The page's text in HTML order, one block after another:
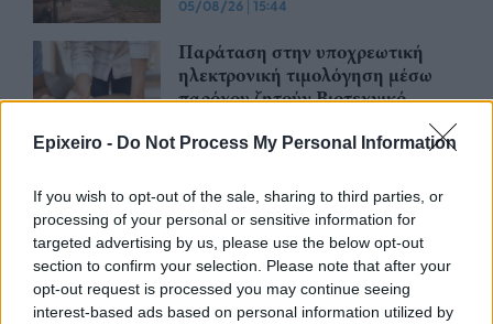
Epixeiro - Do Not Process My Personal Information
If you wish to opt-out of the sale, sharing to third parties, or
processing of your personal or sensitive information for
targeted advertising by us, please use the below opt-out
section to confirm your selection. Please note that after your
opt-out request is processed you may continue seeing
interest-based ads based on personal information utilized by
05/08/26 | 15:44
Παράταση στην υποχρεωτική
ηλεκτρονική τιμολόγηση μέσω
παρόχου ζητούν Βιοτεχνικό
Λογιστικός Σύλλογος Αθηνών
Ένωση Ελληνικών Τραπεζών:
Οικονομική ενίσχυση και
διαγραφή χρεών στις οικογένειες
των θυμάτων από τις φωτιές
04/08/26|12:08